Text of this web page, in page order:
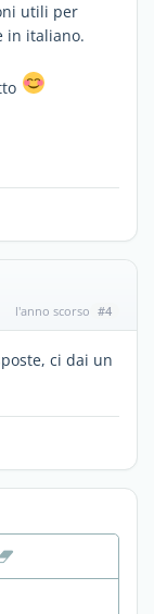
utili per
in italiano.
l'anno scorso #4
ci dai un